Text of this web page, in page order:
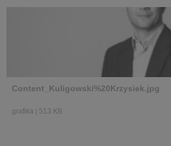
Content_Kuligowski%20Krzysiek.jpg
grafika 513 KB